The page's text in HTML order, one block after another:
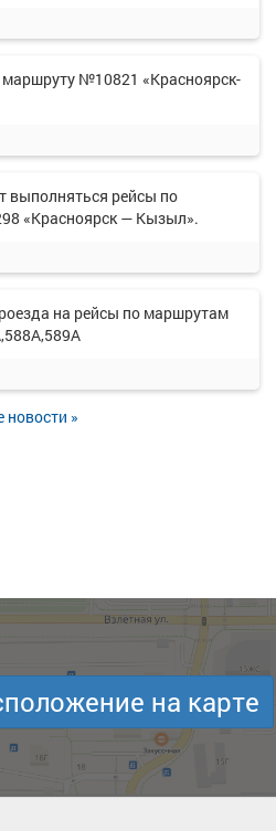
№10821 «Красноярск-
выполняться рейсы по
«Красноярск — Кызыл».
на рейсы по маршрутам
новости »
на карте